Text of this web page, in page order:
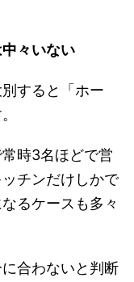
々いない
すると「ホー
時3名ほどで営
チンだけしかで
るケースも多々
合わないと判断